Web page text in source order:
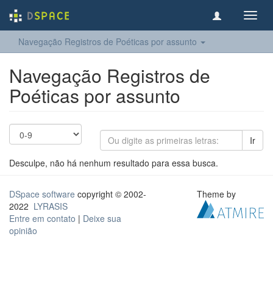
Navegação Registros de Poéticas por assunto
Navegação Registros de
Poéticas por assunto
Ir
Desculpe, não há nenhum resultado para essa busca.
DSpace software copyright © 2002-
2022 LYRASIS
Entre em contato | Deixe sua
opinião
Theme by